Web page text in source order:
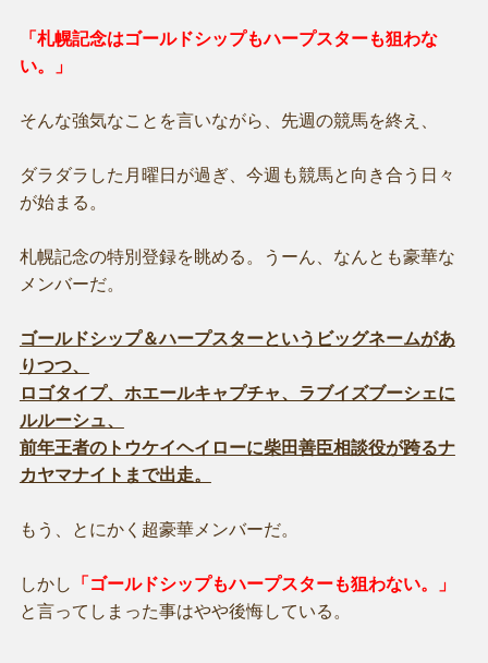
「札幌記念はゴールドシップもハープスターも狙わな
い。」
そんな強気なことを言いながら、先週の競馬を終え、
ダラダラした月曜日が過ぎ、今週も競馬と向き合う日々
が始まる。
札幌記念の特別登録を眺める。うーん、なんとも豪華な
メンバーだ。
ゴールドシップ＆ハープスターというビッグネームがあ
りつつ、
ロゴタイプ、ホエールキャプチャ、ラブイズブーシェに
ルルーシュ、
前年王者のトウケイヘイローに柴田善臣相談役が跨るナ
カヤマナイトまで出走。
もう、とにかく超豪華メンバーだ。
しかし
「ゴールドシップもハープスターも狙わない。」
と言ってしまった事はやや後悔している。